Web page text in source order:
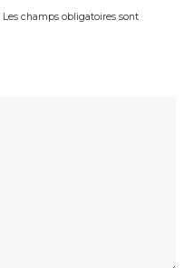
Les champs obligatoires sont